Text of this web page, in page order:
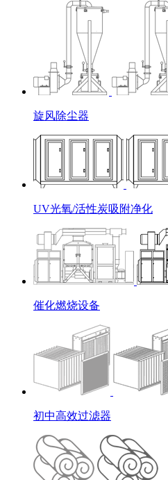
旋风除尘器
UV光氧/活性炭吸附净化
催化燃烧设备
初中高效过滤器